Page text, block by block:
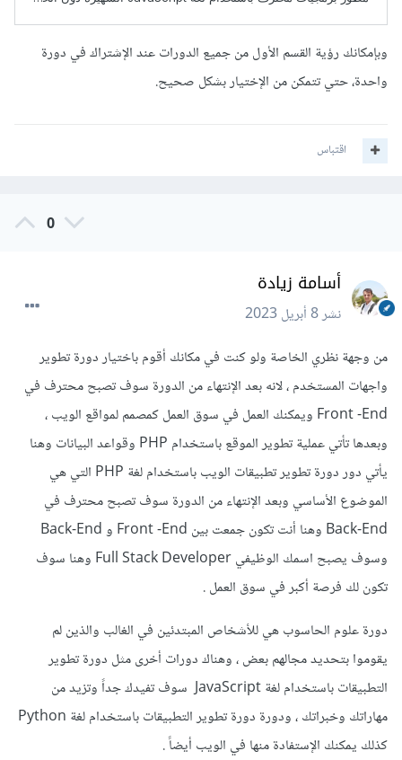
وبإمكانك رؤية القسم الأول من جميع الدورات عند الإشتراك في دورة
واحدة، حتي تتمكن من الإختيار بشكل صحيح.
اقتباس
0
أسامة زيادة
نشر8 أبريل 2023
من وجهة نظري الخاصة ولو كنت في مكانك أقوم باختيار دورة تطوير
واجهات المستخدم ، لانه بعد الإنتهاء من الدورة سوف تصبح محترف في
Front -End ويمكنك العمل في سوق العمل كمصمم لمواقع الويب ،
وبعدها تأتي عملية تطوير الموقع باستخدام PHP وقواعد البيانات وهنا
يأتي دور دورة تطوير تطبيقات الويب باستخدام لغة PHP التي هي
الموضوع الأساسي وبعد الإنتهاء من الدورة سوف تصبح محترف في
Back-End وهنا أنت تكون جمعت بين Front -End و Back-End
وسوف يصبح اسمك الوظيفي Full Stack Developer وهنا سوف
تكون لك فرصة أكبر في سوق العمل .
دورة علوم الحاسوب هي للأشخاص المبتدئين في الغالب والذين لم
يقوموا بتحديد مجالهم بعض ، وهناك دورات أخرى مثل دورة تطوير
التطبيقات باستخدام لغة JavaScript سوف تفيدك جداً وتزيد من
مهاراتك وخبراتك ، ودورة دورة تطوير التطبيقات باستخدام لغة Python
كذلك يمكنك الإستفادة منها في الويب أيضاً .